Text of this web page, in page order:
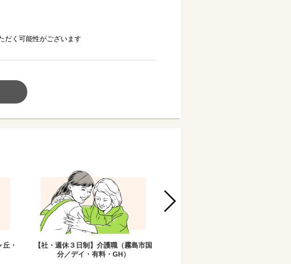
だく可能性がございます
・
【社・週休３日制】介護職（霧島市国
分／デイ・有料・GH）